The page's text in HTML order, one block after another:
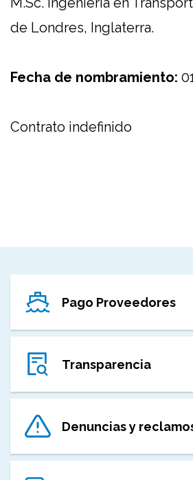
de Londres, Inglaterra.
Fecha de nombramiento:
Contrato indefinido
Pago Proveedores
Transparencia
Denuncias y